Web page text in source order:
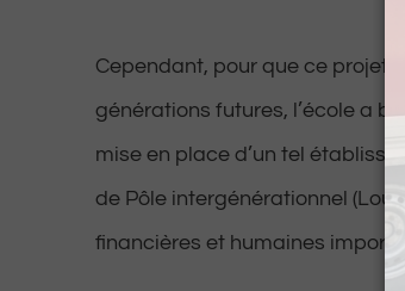
Cependant, pour que ce projet
générations futures, l’école a
mise en place d’un tel
de Pôle intergénérationnel (Lou
financières et humaines